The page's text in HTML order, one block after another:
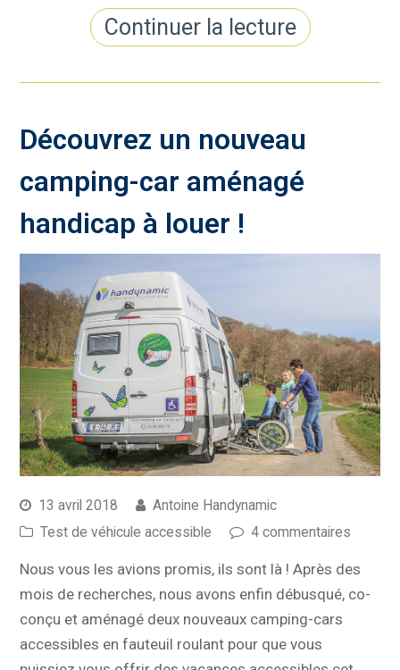
Continuer la lecture
Découvrez un nouveau
camping-car aménagé
handicap à louer !
13 avril 2018
Antoine Handynamic
Test de véhicule accessible
4 commentaires
Nous vous les avions promis, ils sont là ! Après des
mois de recherches, nous avons enfin débusqué, co-
conçu et aménagé deux nouveaux camping-cars
accessibles en fauteuil roulant pour que vous